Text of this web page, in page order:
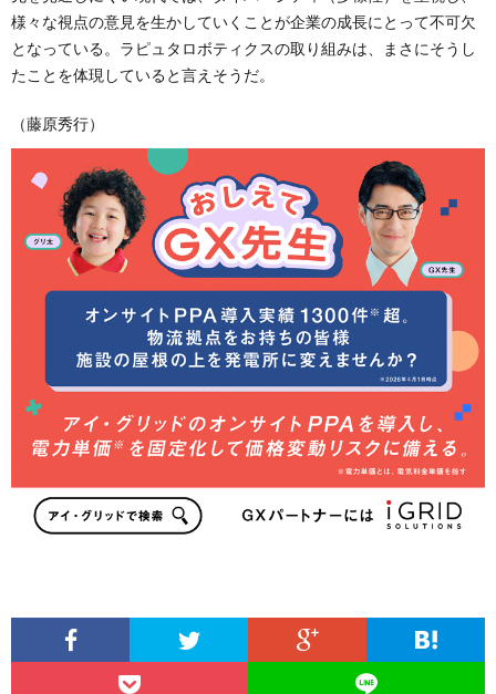
様々な視点の意見を生かしていくことが企業の成長にとって不可欠
となっている。ラピュタロボティクスの取り組みは、まさにそうし
たことを体現していると言えそうだ。
（藤原秀行）